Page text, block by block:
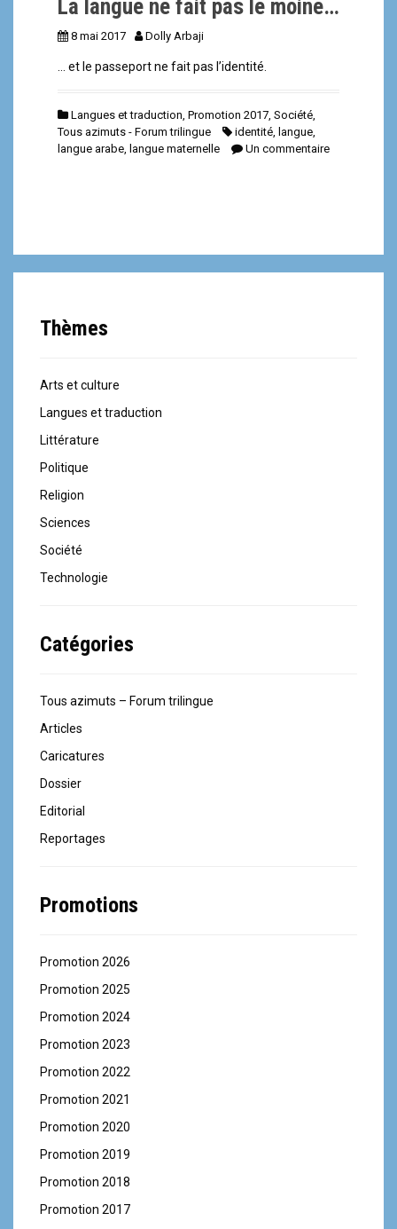
La langue ne fait pas le moine…
8 mai 2017 Dolly Arbaji
… et le passeport ne fait pas l’identité.
Langues et traduction, Promotion 2017, Société,
Tous azimuts - Forum trilingue
identité, langue,
langue arabe, langue maternelle Un commentaire
Thèmes
Arts et culture
Langues et traduction
Littérature
Politique
Religion
Sciences
Société
Technologie
Catégories
Tous azimuts – Forum trilingue
Articles
Caricatures
Dossier
Editorial
Reportages
Promotions
Promotion 2026
Promotion 2025
Promotion 2024
Promotion 2023
Promotion 2022
Promotion 2021
Promotion 2020
Promotion 2019
Promotion 2018
Promotion 2017